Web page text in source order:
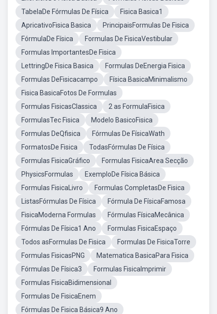
TabelaDe Fórmulas De Física
Fisica Basica1
ApricativoFisica Basica
PrincipaisFormulas De Fisica
FórmulaDe Física
Formulas De FisicaVestibular
Formulas ImportantesDe Fisica
LettringDe Fisica Basica
Formulas DeEnergia Fisica
Formulas DeFisicacampo
Física BasicaMinimalismo
Fisica BasicaFotos De Formulas
Formulas FisicasClassica
2 as FormulaFisica
FormulasTec Fisica
Modelo BasicoFisica
Formulas DeQfisica
Fórmulas De FísicaWath
FormatosDe Fisica
TodasFórmulas De Física
Formulas FisicaGráfico
Formulas FisicaArea Secção
PhysicsFormulas
ExemploDe Física Básica
Formulas FisicaLivro
Formulas CompletasDe Fisica
ListasFórmulas De Física
Fórmula De FísicaFamosa
FisicaModerna Formulas
Fórmulas FísicaMecânica
Fórmulas De Física1 Ano
Formulas FisicaEspaço
Todos asFormulas De Fisica
Formulas De FisicaTorre
Formulas FisicasPNG
Matematica BasicaPara Fisica
Fórmulas De Física3
Formulas FisicaImprimir
Formulas FisicaBidimensional
Formulas De FisicaEnem
Fórmulas De Fisica Básica9 Ano